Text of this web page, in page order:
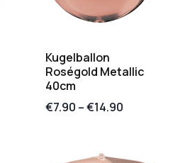
Kugelballon
Roségold Metallic
40cm
€7.90 –€14.90